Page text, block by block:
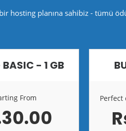
hosting planına sahibiz - tümü
- 1 GB
From